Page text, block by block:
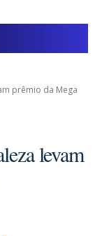
prêmio da Mega
levam